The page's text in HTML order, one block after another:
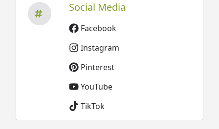
Social Media
Facebook
Instagram
Pinterest
YouTube
TikTok